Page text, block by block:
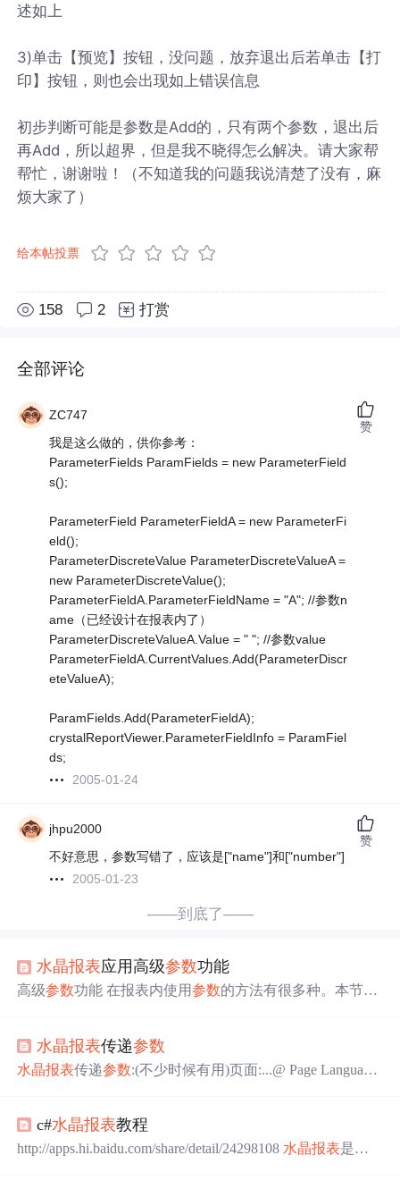
述如上
3)单击【预览】按钮，没问题，放弃退出后若单击【打
印】按钮，则也会出现如上错误信息
初步判断可能是参数是Add的，只有两个参数，退出后
再Add，所以超界，但是我不晓得怎么解决。请大家帮
帮忙，谢谢啦！（不知道我的问题我说清楚了没有，麻
烦大家了）
给本帖投票
158 2 打赏
全部评论
ZC747
我是这么做的，供你参考：
ParameterFields ParamFields = new ParameterField
s();
ParameterField ParameterFieldA = new ParameterFi
eld();
ParameterDiscreteValue ParameterDiscreteValueA =
new ParameterDiscreteValue();
ParameterFieldA.ParameterFieldName = "A"; //参数n
ame（已经设计在报表内了）
ParameterDiscreteValueA.Value = " "; //参数value
ParameterFieldA.CurrentValues.Add(ParameterDiscr
eteValueA);
ParamFields.Add(ParameterFieldA);
crystalReportViewer.ParameterFieldInfo = ParamFiel
ds;
2005-01-24
赞
jhpu2000
不好意思，参数写错了，应该是["name"]和["number"]
2005-01-23
赞
——到底了——
水晶报表应用高级参数功能
高级参数功能 在报表内使用参数的方法有很多种。本节介
建报表标题 4、指定单个值或范围值 5、将
式中 6、使用参数字段定义排序顺序 7、使用编辑掩码定
水晶报表传递参数
水晶报表传递参数:(不少时候有用)页面:...@ Page Language
ce="CrystalDecisions.Web" Assembly="Cryst
c#水晶报表教程
http://apps.hi.baidu.com/share/detail/24298108 水晶报表是一